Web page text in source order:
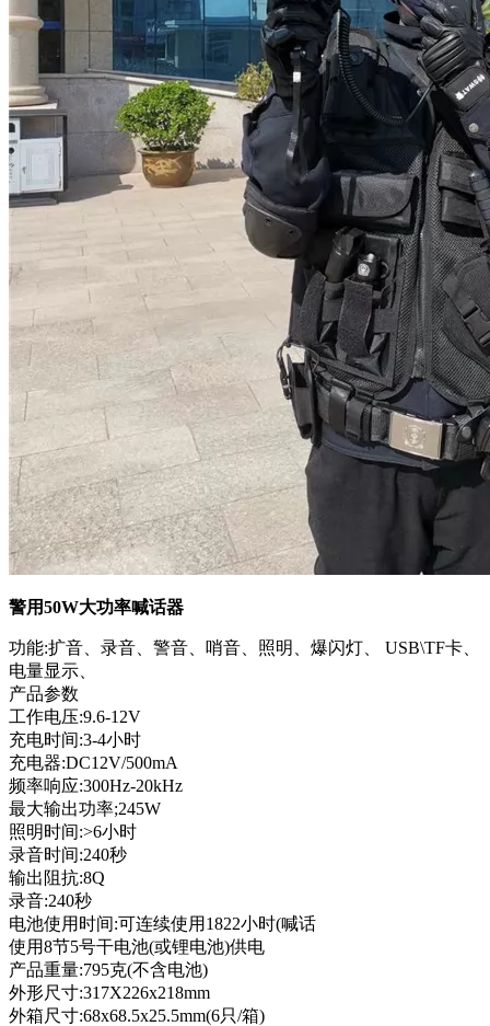
警用50W大功率喊话器
功能:扩音、录音、警音、哨音、照明、爆闪灯、 USB\TF卡、
电量显示、
产品参数
工作电压:9.6-12V
充电时间:3-4小时
充电器:DC12V/500mA
频率响应:300Hz-20kHz
最大输出功率;245W
照明时间:>6小时
录音时间:240秒
输出阻抗:8Q
录音:240秒
电池使用时间:可连续使用1822小时(喊话
使用8节5号干电池(或锂电池)供电
产品重量:795克(不含电池)
外形尺寸:317X226x218mm
外箱尺寸:68x68.5x25.5mm(6只/箱)